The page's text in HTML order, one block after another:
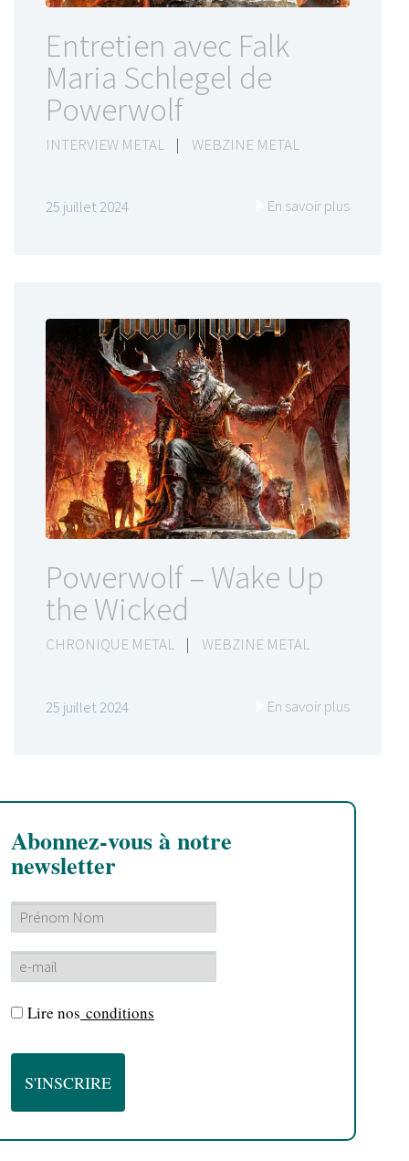
Entretien avec Falk
Maria Schlegel de
Powerwolf
INTERVIEW METAL | WEBZINE METAL
25 juillet 2024 En savoir plus
Powerwolf – Wake Up
the Wicked
CHRONIQUE METAL | WEBZINE METAL
25 juillet 2024 En savoir plus
Abonnez-vous à notre
newsletter
Lire nos conditions